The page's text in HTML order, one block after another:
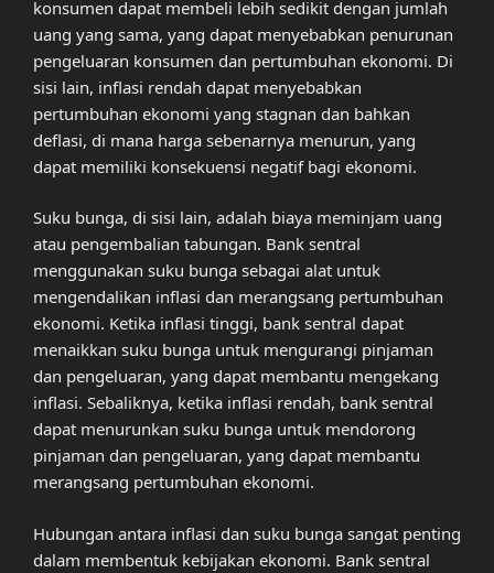
konsumen dapat membeli lebih sedikit dengan jumlah
uang yang sama, yang dapat menyebabkan penurunan
pengeluaran konsumen dan pertumbuhan ekonomi. Di
sisi lain, inflasi rendah dapat menyebabkan
pertumbuhan ekonomi yang stagnan dan bahkan
deflasi, di mana harga sebenarnya menurun, yang
dapat memiliki konsekuensi negatif bagi ekonomi.
Suku bunga, di sisi lain, adalah biaya meminjam uang
atau pengembalian tabungan. Bank sentral
menggunakan suku bunga sebagai alat untuk
mengendalikan inflasi dan merangsang pertumbuhan
ekonomi. Ketika inflasi tinggi, bank sentral dapat
menaikkan suku bunga untuk mengurangi pinjaman
dan pengeluaran, yang dapat membantu mengekang
inflasi. Sebaliknya, ketika inflasi rendah, bank sentral
dapat menurunkan suku bunga untuk mendorong
pinjaman dan pengeluaran, yang dapat membantu
merangsang pertumbuhan ekonomi.
Hubungan antara inflasi dan suku bunga sangat penting
dalam membentuk kebijakan ekonomi. Bank sentral